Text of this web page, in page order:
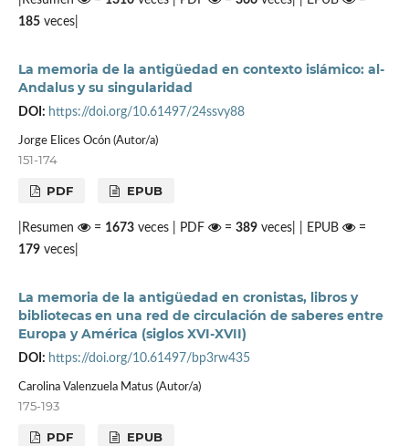
185veces|
La memoria de la antigüedad en contexto islámico: al-
Andalus y su singularidad
DOI: https://doi.org/10.61497/24ssvy88
Jorge Elices Ocón (Autor/a)
151-174
PDF EPUB
|Resumen = 1673veces | PDF = 389veces| | EPUB
=
179veces|
La memoria de la antigüedad en cronistas, libros y
bibliotecas en una red de circulación de saberes entre
Europa y América (siglos XVI-XVII)
DOI: https://doi.org/10.61497/bp3rw435
Carolina Valenzuela Matus (Autor/a)
175-193
PDF EPUB